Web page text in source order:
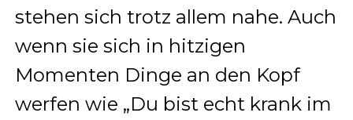
stehen sich trotz allem nahe. Auch
wenn sie sich in hitzigen
Momenten Dinge an den Kopf
werfen wie „Du bist echt krank im